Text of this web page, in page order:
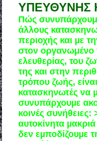
ΥΠΕΥΘΥΝΗΣ
Πώς
άλλους
περιοχής και µε
στον οργανωμένο
ελευθερίας, του
της και στην
τρόπου ζωής,
κατασκηνωτές να
συνυπάρχουµε
κοινές
αυτοκίνητα
δεν εµποδίζουµε